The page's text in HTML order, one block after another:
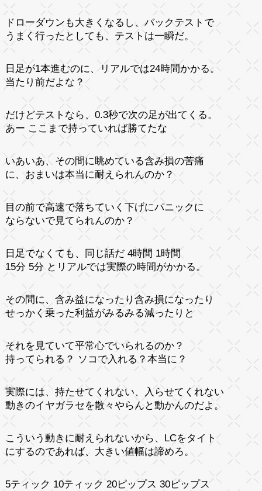
ドローダウンも大きくなるし、バックテストで
うまく行ったとしても、テストは一瞬だ。
日足が1本進むのに、リアルでは24時間かかる。
当たり前だよな？
だけどテストなら、0.3秒で次の足が出てくる。
あー ここまで持っていれば勝てたな
いあいあ、その間に眺めている含み損の苦痛
に、おまいは本当に耐えられんのか？
目の前で高速で落ちていく下げにパニックに
ならないで見てられんのか？
日足でなくても、同じ話だ 4時間 1時間
15分 5分 とリアルでは実際の時間がかかる。
その間に、含み益になったり含み損になったり
せっかく乗った利益がみるみる減ったりと
それを見ていて平常心でいられるのか？
持ってられる？ ソコで入れる？本当に？
実際には、持たせてくれない、入らせてくれない
動きのイヤガラセを散々やらんと動かんのだよ。
こういう動きに耐えられないから、LCをタイト
にするのであれば、大きい値幅は諦めろ。
5ティック 10ティック 20ピップス 30ピップス